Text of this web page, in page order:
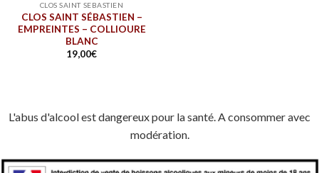
CLOS SAINT SEBASTIEN
CLOS SAINT SÉBASTIEN –
EMPREINTES – COLLIOURE
BLANC
19,00€
L'abus d'alcool est dangereux pour la santé. A consommer avec
modération.